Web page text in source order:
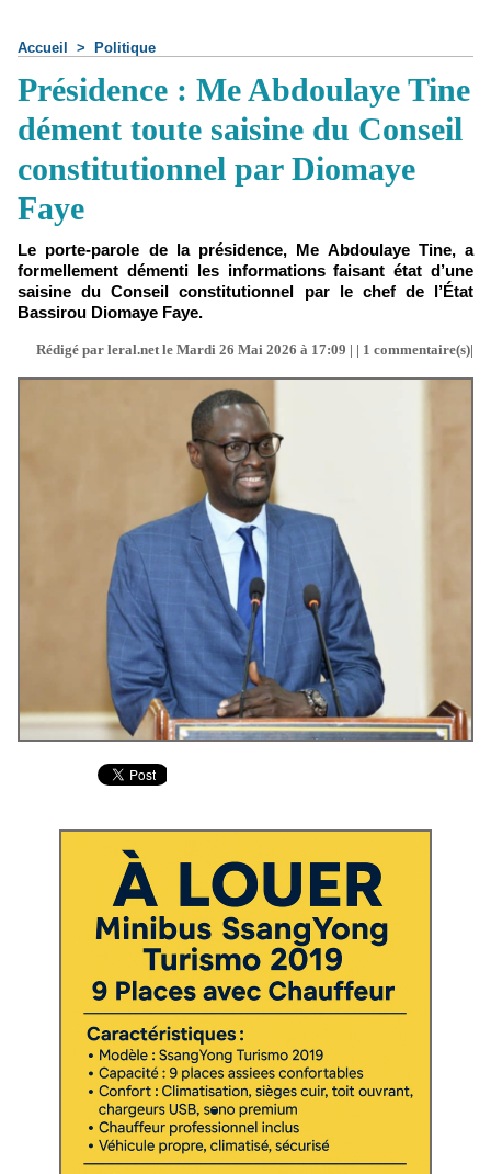
Accueil > Politique
Présidence : Me Abdoulaye Tine
dément toute saisine du Conseil
constitutionnel par Diomaye
Faye
Le porte-parole de la présidence, Me Abdoulaye Tine, a
formellement démenti les informations faisant état d’une
saisine du Conseil constitutionnel par le chef de l’État
Bassirou Diomaye Faye.
Rédigé par leral.net le Mardi 26 Mai 2026 à 17:09 | | 1 commentaire(s)|